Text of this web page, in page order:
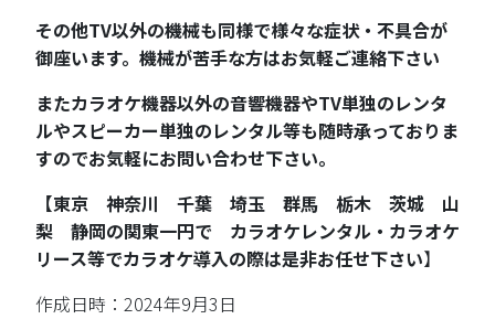
その他TV以外の機械も同様で様々な症状・不具合が
御座います。機械が苦手な方はお気軽ご連絡下さい
またカラオケ機器以外の音響機器やTV単独のレンタ
ルやスピーカー単独のレンタル等も随時承っておりま
すのでお気軽にお問い合わせ下さい。
【東京 神奈川 千葉 埼玉 群馬 栃木 茨城 山
梨 静岡の関東一円で カラオケレンタル・カラオケ
リース等でカラオケ導入の際は是非お任せ下さい】
作成日時：2024年9月3日